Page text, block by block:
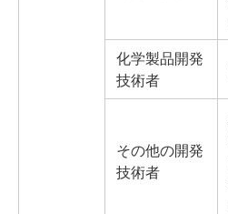
化学製品開発
技術者
その他の開発
技術者